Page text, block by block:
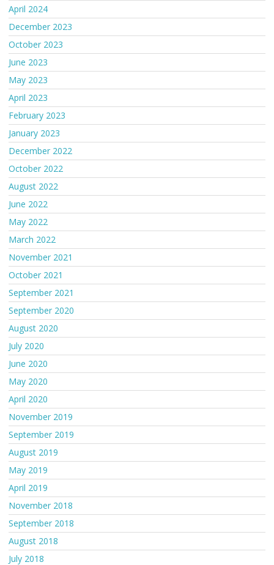
April 2024
December 2023
October 2023
June 2023
May 2023
April 2023
February 2023
January 2023
December 2022
October 2022
August 2022
June 2022
May 2022
March 2022
November 2021
October 2021
September 2021
September 2020
August 2020
July 2020
June 2020
May 2020
April 2020
November 2019
September 2019
August 2019
May 2019
April 2019
November 2018
September 2018
August 2018
July 2018